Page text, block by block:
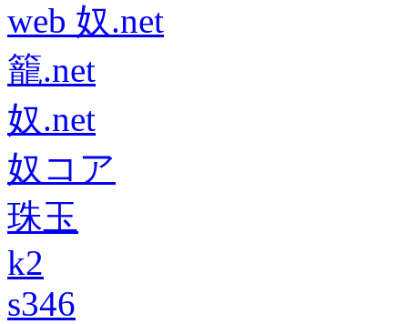
web 奴.net
籠.net
奴.net
奴コア
珠玉
k2
s346